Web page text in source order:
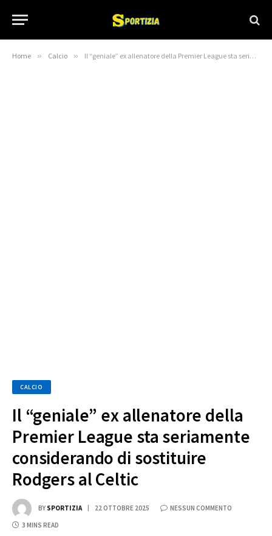
Home » Calcio » Il “geniale” ex allenatore della Premier League sta seriamente considerando di sostituire Rodgers al Celtic
CALCIO
Il “geniale” ex allenatore della
Premier League sta seriamente
considerando di sostituire
Rodgers al Celtic
BY SPORTIZIA 22 OTTOBRE 2025 NESSUN COMMENTO
3 MINS READ